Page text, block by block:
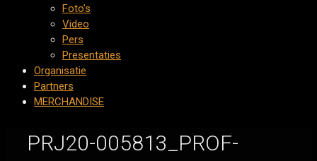
Foto’s
Video
Pers
Presentaties
Organisatie
Partners
MERCHANDISE
PRJ20-005813_PROF-